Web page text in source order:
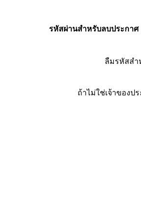
รหัสผ่านสำหรับลบประกาศ
ลืมรหัสส
ถ้าไม่ใช่เจ้าของป